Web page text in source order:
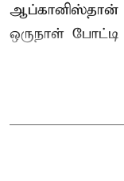
ஆப்கானிஸ்தான்
ஒருநாள் போட்டி